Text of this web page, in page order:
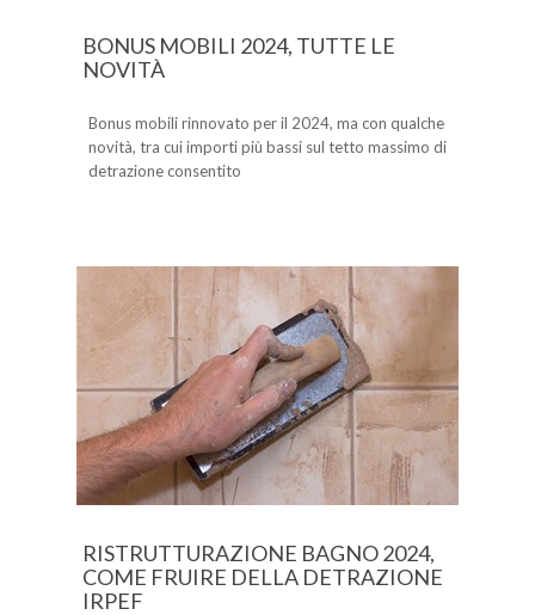
BONUS MOBILI 2024, TUTTE LE
NOVITÀ
Bonus mobili rinnovato per il 2024, ma con qualche
novità, tra cui importi più bassi sul tetto massimo di
detrazione consentito
RISTRUTTURAZIONE BAGNO 2024,
COME FRUIRE DELLA DETRAZIONE
IRPEF